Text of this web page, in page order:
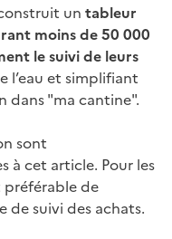
un tableur
moins de 50 000
le suivi de leurs
l’eau et simplifiant
dans "ma cantine".
sont
à cet article. Pour les
de
de suivi des achats.